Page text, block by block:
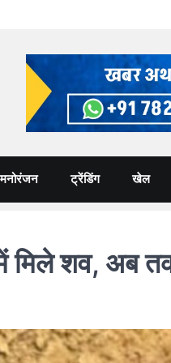
मनोरंजन ट्रेंडिंग खेल
शव, अब